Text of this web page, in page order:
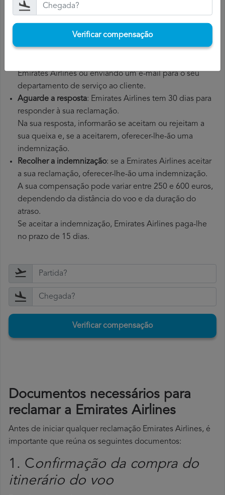
recibos das despesas adicionais que teve de pagar.
Apresente a reclamação Emirates Airlines: depois de ter
explicado a sua situação à Emirates Airlines, deverá
apresentar uma reclamação formal. Poderá fazê-lo
Emirates Airlines ou enviando um e-mail para o seu
departamento de serviço ao cliente.
Aguarde a resposta: Emirates Airlines tem 30 dias para
responder à sua reclamação.
Na sua resposta, informarão se aceitam ou rejeitam a
sua queixa e, se a aceitarem, oferecer-lhe-ão uma
indemnização.
Recolher a indemnização: se a Emirates Airlines aceitar
a sua reclamação, oferecer-lhe-ão uma indemnização.
A sua compensação pode variar entre 250 e 600 euros,
dependendo da distância do voo e da duração do
atraso.
Se aceitar a indemnização, Emirates Airlines paga-lhe
no prazo de 15 dias.
Verificar compensação
Documentos necessários para
reclamar a Emirates Airlines
Antes de iniciar qualquer reclamação Emirates Airlines, é
importante que reúna os seguintes documentos:
1. Confirmação da compra do
itinerário do voo
Verificar compensação